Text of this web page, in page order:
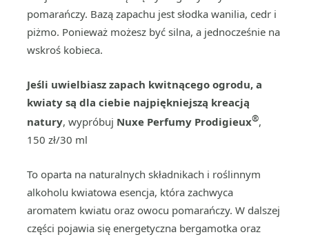
pomarańczy. Bazą zapachu jest słodka wanilia, cedr i
piżmo. Ponieważ możesz być silna, a jednocześnie na
wskroś kobieca.
Jeśli uwielbiasz zapach kwitnącego ogrodu, a
kwiaty są dla ciebie najpiękniejszą kreacją
natury, wypróbuj Nuxe Perfumy Prodigieux®,
150 zł/30 ml
To oparta na naturalnych składnikach i roślinnym
alkoholu kwiatowa esencja, która zachwyca
aromatem kwiatu oraz owocu pomarańczy. W dalszej
części pojawia się energetyczna bergamotka oraz